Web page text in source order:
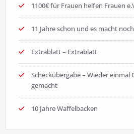
1100€ für Frauen helfen Frauen
11 Jahre schon und es macht
Extrablatt – Extrablatt
Scheckübergabe – Wieder
gemacht
10 Jahre Waffelbacken